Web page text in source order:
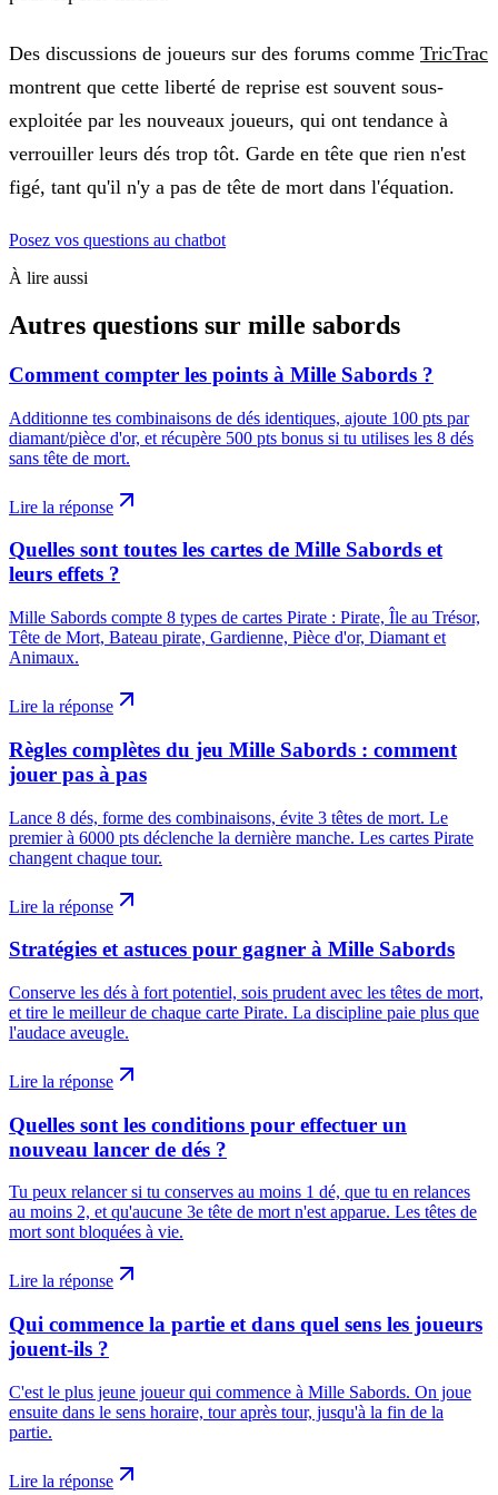
Des discussions de joueurs sur des forums comme TricTrac
montrent que cette liberté de reprise est souvent sous-
exploitée par les nouveaux joueurs, qui ont tendance à
verrouiller leurs dés trop tôt. Garde en tête que rien n'est
figé, tant qu'il n'y a pas de tête de mort dans l'équation.
Posez vos questions au chatbot
À lire aussi
Autres questions sur mille sabords
Comment compter les points à Mille Sabords ?
Additionne tes combinaisons de dés identiques, ajoute 100 pts par
diamant/pièce d'or, et récupère 500 pts bonus si tu utilises les 8 dés
sans tête de mort.
Lire la réponse
Quelles sont toutes les cartes de Mille Sabords et
leurs effets ?
Mille Sabords compte 8 types de cartes Pirate : Pirate, Île au Trésor,
Tête de Mort, Bateau pirate, Gardienne, Pièce d'or, Diamant et
Animaux.
Lire la réponse
Règles complètes du jeu Mille Sabords : comment
jouer pas à pas
Lance 8 dés, forme des combinaisons, évite 3 têtes de mort. Le
premier à 6000 pts déclenche la dernière manche. Les cartes Pirate
changent chaque tour.
Lire la réponse
Stratégies et astuces pour gagner à Mille Sabords
Conserve les dés à fort potentiel, sois prudent avec les têtes de mort,
et tire le meilleur de chaque carte Pirate. La discipline paie plus que
l'audace aveugle.
Lire la réponse
Quelles sont les conditions pour effectuer un
nouveau lancer de dés ?
Tu peux relancer si tu conserves au moins 1 dé, que tu en relances
au moins 2, et qu'aucune 3e tête de mort n'est apparue. Les têtes de
mort sont bloquées à vie.
Lire la réponse
Qui commence la partie et dans quel sens les joueurs
jouent-ils ?
C'est le plus jeune joueur qui commence à Mille Sabords. On joue
ensuite dans le sens horaire, tour après tour, jusqu'à la fin de la
partie.
Lire la réponse